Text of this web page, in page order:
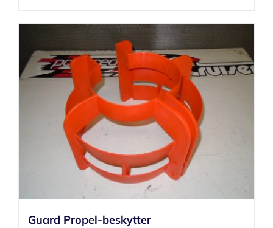
Guard Propel-beskytter